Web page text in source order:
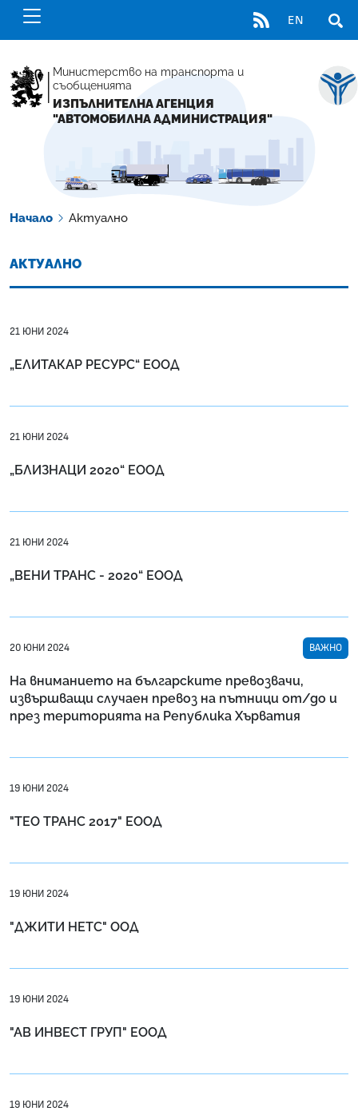
RSS EN
Министерство на транспорта и
съобщенията
ИЗПЪЛНИТЕЛНА АГЕНЦИЯ
"АВТОМОБИЛНА АДМИНИСТРАЦИЯ"
Начало Актуално
АКТУАЛНО
21 ЮНИ 2024
„ЕЛИТАКАР РЕСУРС“ ЕООД
21 ЮНИ 2024
„БЛИЗНАЦИ 2020“ ЕООД
21 ЮНИ 2024
„ВЕНИ ТРАНС - 2020“ ЕООД
20 ЮНИ 2024 ВАЖНО
На вниманието на българските превозвачи,
извършващи случаен превоз на пътници от/до и
през територията на Република Хърватия
19 ЮНИ 2024
"ТЕО ТРАНС 2017" ЕООД
19 ЮНИ 2024
"ДЖИТИ НЕТС" ООД
19 ЮНИ 2024
"АВ ИНВЕСТ ГРУП" ЕООД
19 ЮНИ 2024